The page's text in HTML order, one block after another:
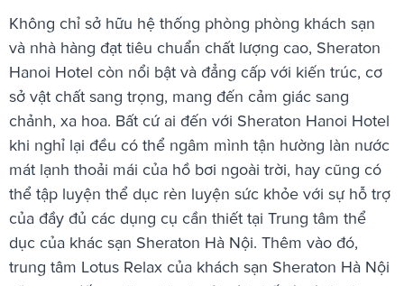
Không chỉ sở hữu hệ thống phòng phòng khách sạn
và nhà hàng đạt tiêu chuẩn chất lượng cao, Sheraton
Hanoi Hotel còn nổi bật và đẳng cấp với kiến trúc, cơ
sở vật chất sang trọng, mang đến cảm giác sang
chảnh, xa hoa. Bất cứ ai đến với Sheraton Hanoi Hotel
khi nghỉ lại đều có thể ngâm mình tận hường làn nước
mát lạnh thoải mái của hồ bơi ngoài trời, hay cũng có
thể tập luyện thể dục rèn luyện sức khỏe với sự hỗ trợ
của đầy đủ các dụng cụ cần thiết tại Trung tâm thể
dục của khác sạn Sheraton Hà Nội. Thêm vào đó,
trung tâm Lotus Relax của khách sạn Sheraton Hà Nội